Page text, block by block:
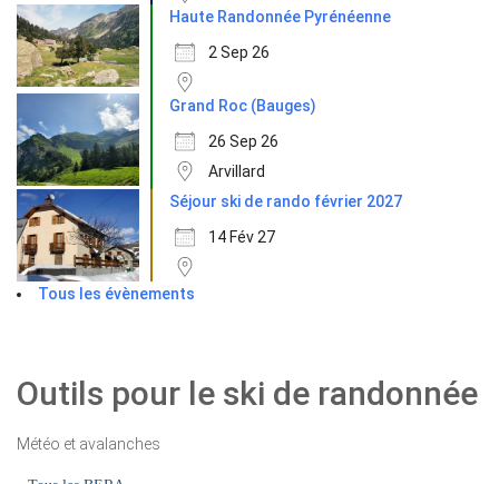
Haute Randonnée Pyrénéenne
2 Sep 26
Grand Roc (Bauges)
26 Sep 26
Arvillard
Séjour ski de rando février 2027
14 Fév 27
Tous les évènements
Outils pour le ski de randonnée
Météo et avalanches